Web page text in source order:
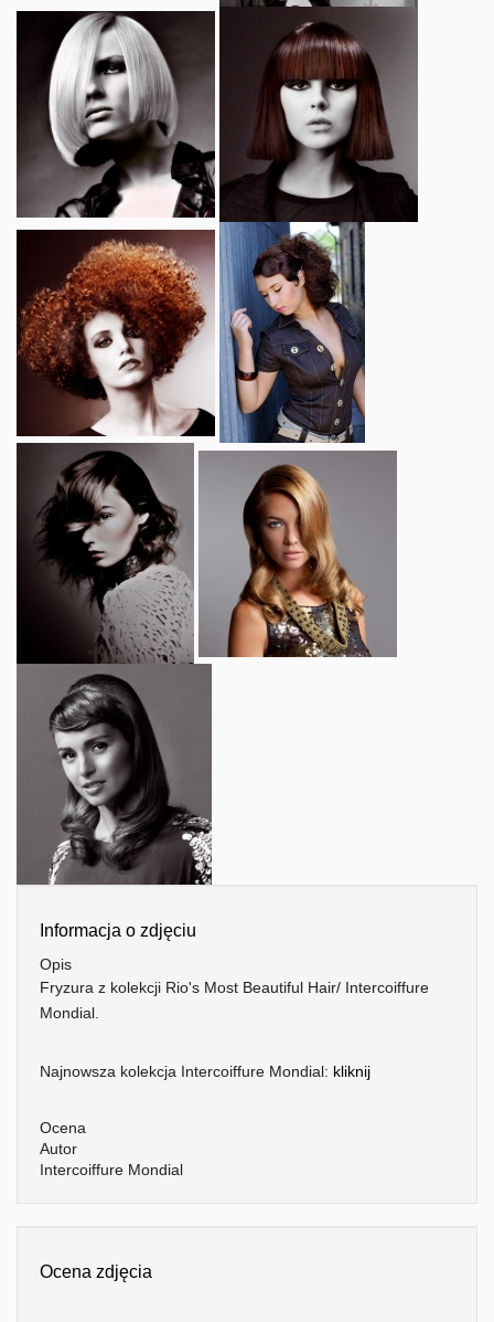
Informacja o zdjęciu
Opis
Fryzura z kolekcji Rio's Most Beautiful Hair/ Intercoiffure
Mondial.
Najnowsza kolekcja Intercoiffure Mondial: kliknij
Ocena
Autor
Intercoiffure Mondial
Ocena zdjęcia